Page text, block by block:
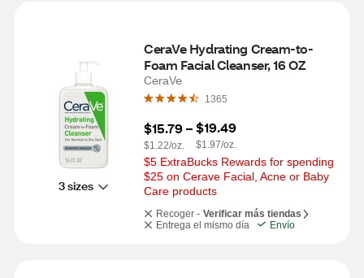
3 sizes
CeraVe Hydrating Cream-to-
Foam Facial Cleanser, 16 OZ
CeraVe
1365
$15.79 –
$1.22/oz.
$19.49
$1.97/oz.
$5 ExtraBucks Rewards for spending
$25 on Cerave Facial, Acne or Baby
Care products
Recoger - Verificar más tiendas
Entrega el mismo día
Envío